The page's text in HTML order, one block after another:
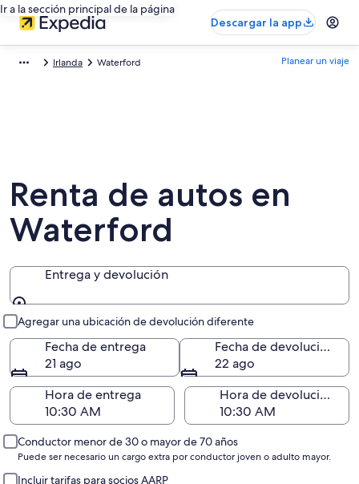
Ir a la sección principal de la página
Descargar la app
Irlanda Waterford Planear un viaje
Renta de autos en
Waterford
Entrega y devolución
Agregar una ubicación de devolución diferente
Fecha de entrega
21 ago
Fecha de devolución
22 ago
Hora de entrega
Hora de devolución
Conductor menor de 30 o mayor de 70 años
Puede ser necesario un cargo extra por conductor joven o adulto mayor.
Incluir tarifas para socios AARP